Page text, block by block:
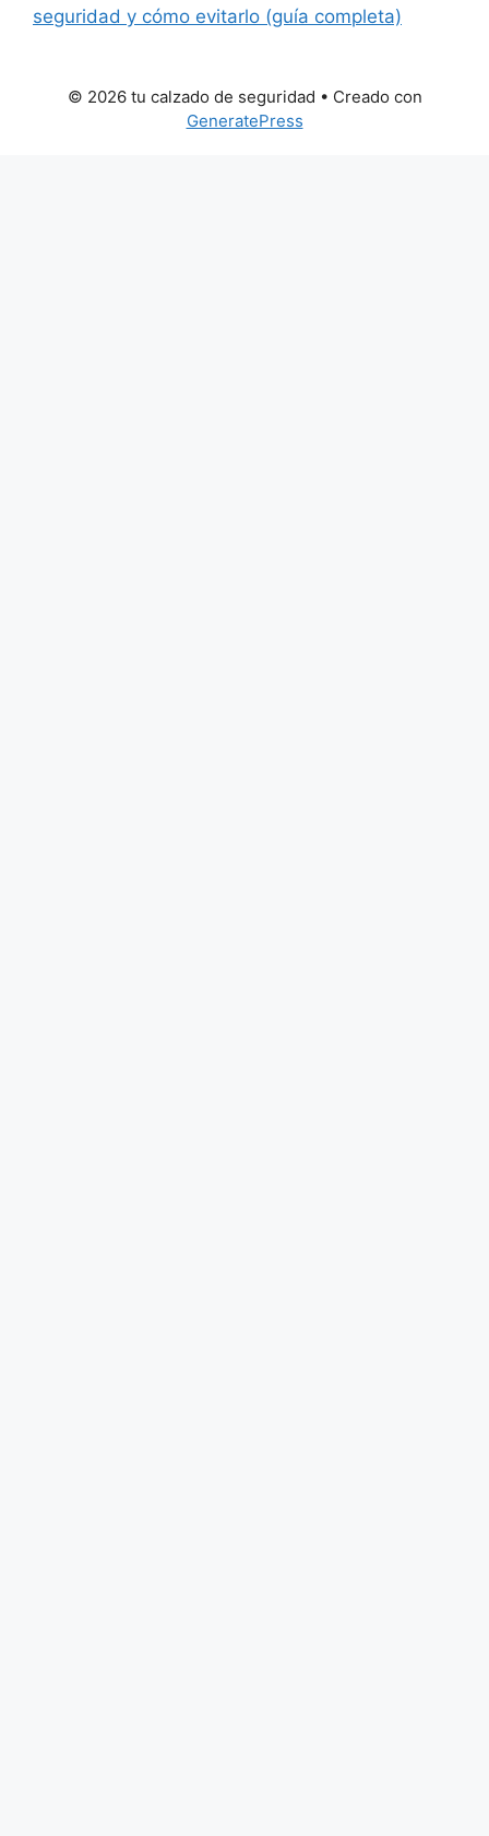
seguridad y cómo evitarlo (guía completa)
© 2026 tu calzado de seguridad • Creado con
GeneratePress